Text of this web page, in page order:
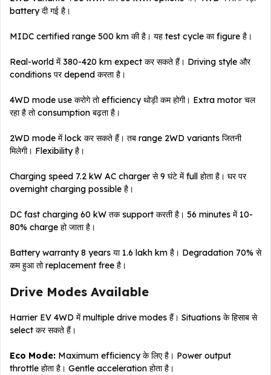
battery दी गई है।
MIDC certified range 500 km की है। यह test cycle का figure है।
Real-world में 380-420 km expect कर सकते हैं। Driving style और
conditions पर depend करता है।
4WD mode use करोगे तो efficiency थोड़ी कम होगी। Extra motor चल
रहा है तो consumption बढ़ता है।
2WD mode में lock कर सकते हैं। तब range 2WD variants जितनी
मिलेगी। Flexibility है।
Charging speed 7.2 kW AC charger से 9 घंटे में full होता है। घर पर
overnight charging possible है।
DC fast charging 60 kW तक support करती है। 56 minutes में 10-
80% charge हो जाता है।
Battery warranty 8 years या 1.6 lakh km है। Degradation 70% से
कम हुआ तो replacement free है।
Drive Modes Available
Harrier EV 4WD में multiple drive modes हैं। Situations के हिसाब से
select कर सकते हैं।
Eco Mode: Maximum efficiency के लिए है। Power output
throttle होता है। Gentle acceleration होता है।